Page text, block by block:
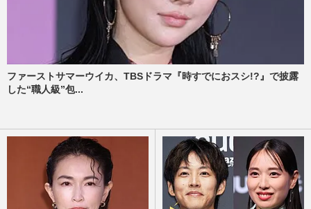
ファーストサマーウイカ、TBSドラマ『時すでにおスシ!?』で披露
した“職人級”包...